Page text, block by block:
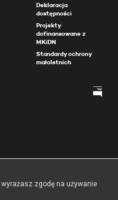
Deklaracja
dostępności
Projekty
dofinansowane z
MKiDN
Standardy ochrony
małoletnich
zgodę na używanie